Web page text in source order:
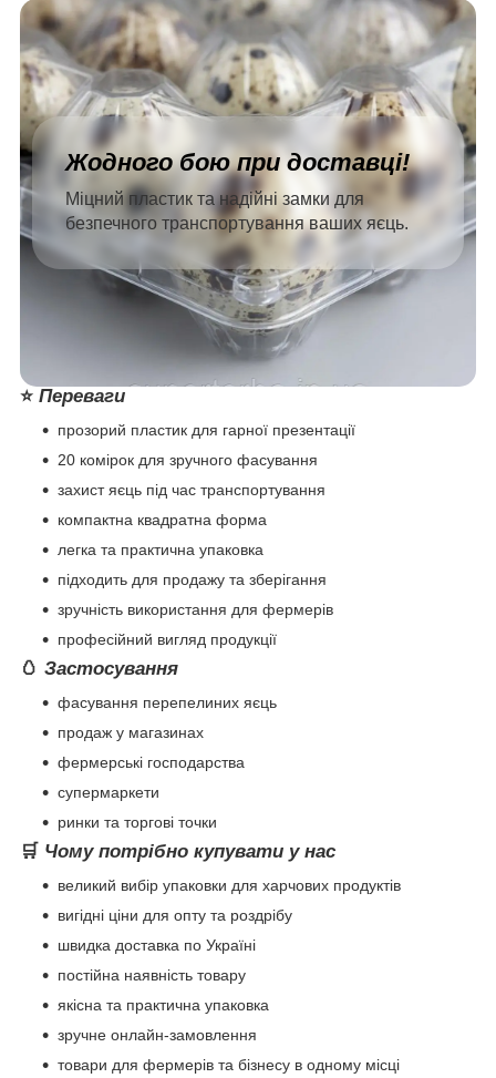
Жодного бою при доставці!
Міцний пластик та надійні замки для
безпечного транспортування ваших яєць.
⭐ Переваги
прозорий пластик для гарної презентації
20 комірок для зручного фасування
захист яєць під час транспортування
компактна квадратна форма
легка та практична упаковка
підходить для продажу та зберігання
зручність використання для фермерів
професійний вигляд продукції
🥚 Застосування
фасування перепелиних яєць
продаж у магазинах
фермерські господарства
супермаркети
ринки та торгові точки
🛒 Чому потрібно купувати у нас
великий вибір упаковки для харчових продуктів
вигідні ціни для опту та роздрібу
швидка доставка по Україні
постійна наявність товару
якісна та практична упаковка
зручне онлайн-замовлення
товари для фермерів та бізнесу в одному місці